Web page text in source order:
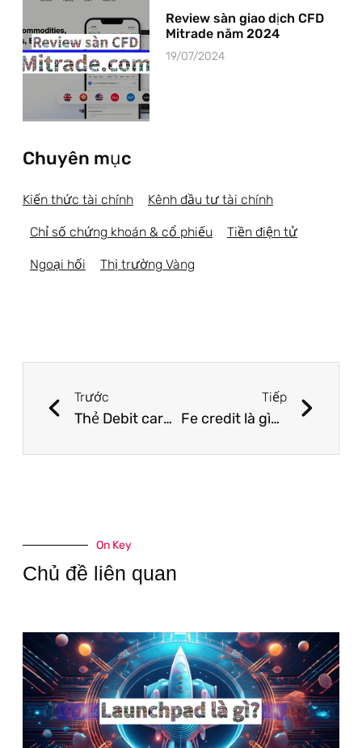
Review sàn giao dịch CFD
Mitrade năm 2024
19/07/2024
Chuyên mục
Kiến thức tài chính Kênh đầu tư tài chính
Chỉ số chứng khoán & cổ phiếu Tiền điện tử
Ngoại hối Thị trường Vàng
Trước
Thẻ Debit card là gì? Mọi thứ về Debit card (Thẻ ghi nợ)
Tiếp
Fe credit là gì? Dịch vụ cho vay tiêu dùng là gì?
On Key
Chủ đề liên quan